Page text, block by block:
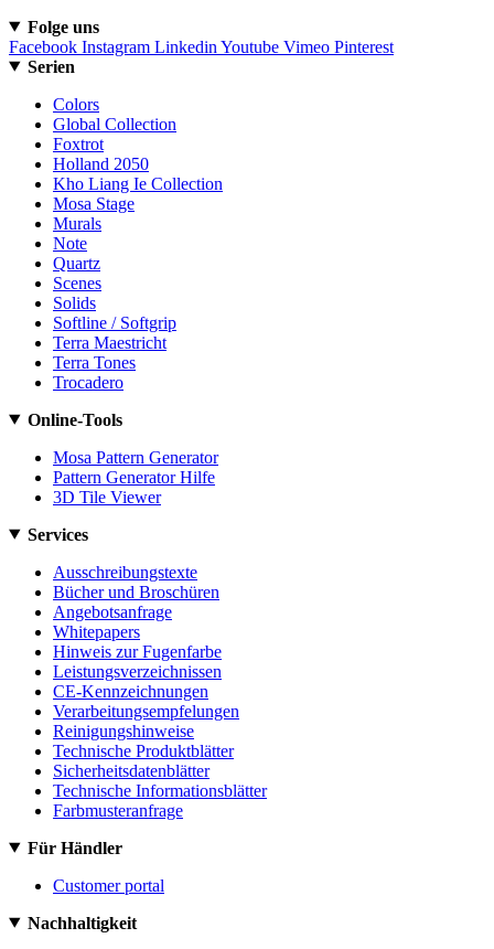
Folge uns
Facebook Instagram Linkedin Youtube Vimeo Pinterest
Serien
Colors
Global Collection
Foxtrot
Holland 2050
Kho Liang Ie Collection
Mosa Stage
Murals
Note
Quartz
Scenes
Solids
Softline / Softgrip
Terra Maestricht
Terra Tones
Trocadero
Online-Tools
Mosa Pattern Generator
Pattern Generator Hilfe
3D Tile Viewer
Services
Ausschreibungstexte
Bücher und Broschüren
Angebotsanfrage
Whitepapers
Hinweis zur Fugenfarbe
Leistungsverzeichnissen
CE-Kennzeichnungen
Verarbeitungsempfelungen
Reinigungshinweise
Technische Produktblätter
Sicherheitsdatenblätter
Technische Informationsblätter
Farbmusteranfrage
Für Händler
Customer portal
Nachhaltigkeit